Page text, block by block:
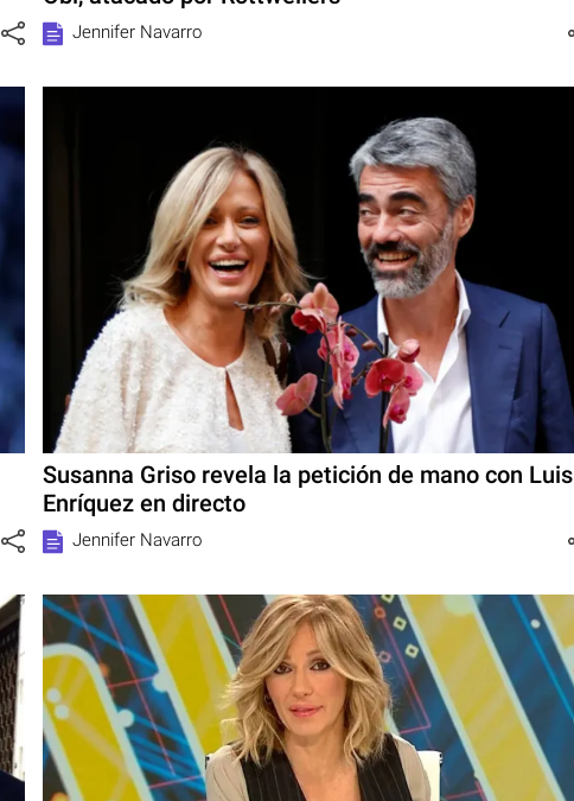
Jennifer Navarro
Susanna Griso revela la petición de mano con Luis
Enríquez en directo
Jennifer Navarro